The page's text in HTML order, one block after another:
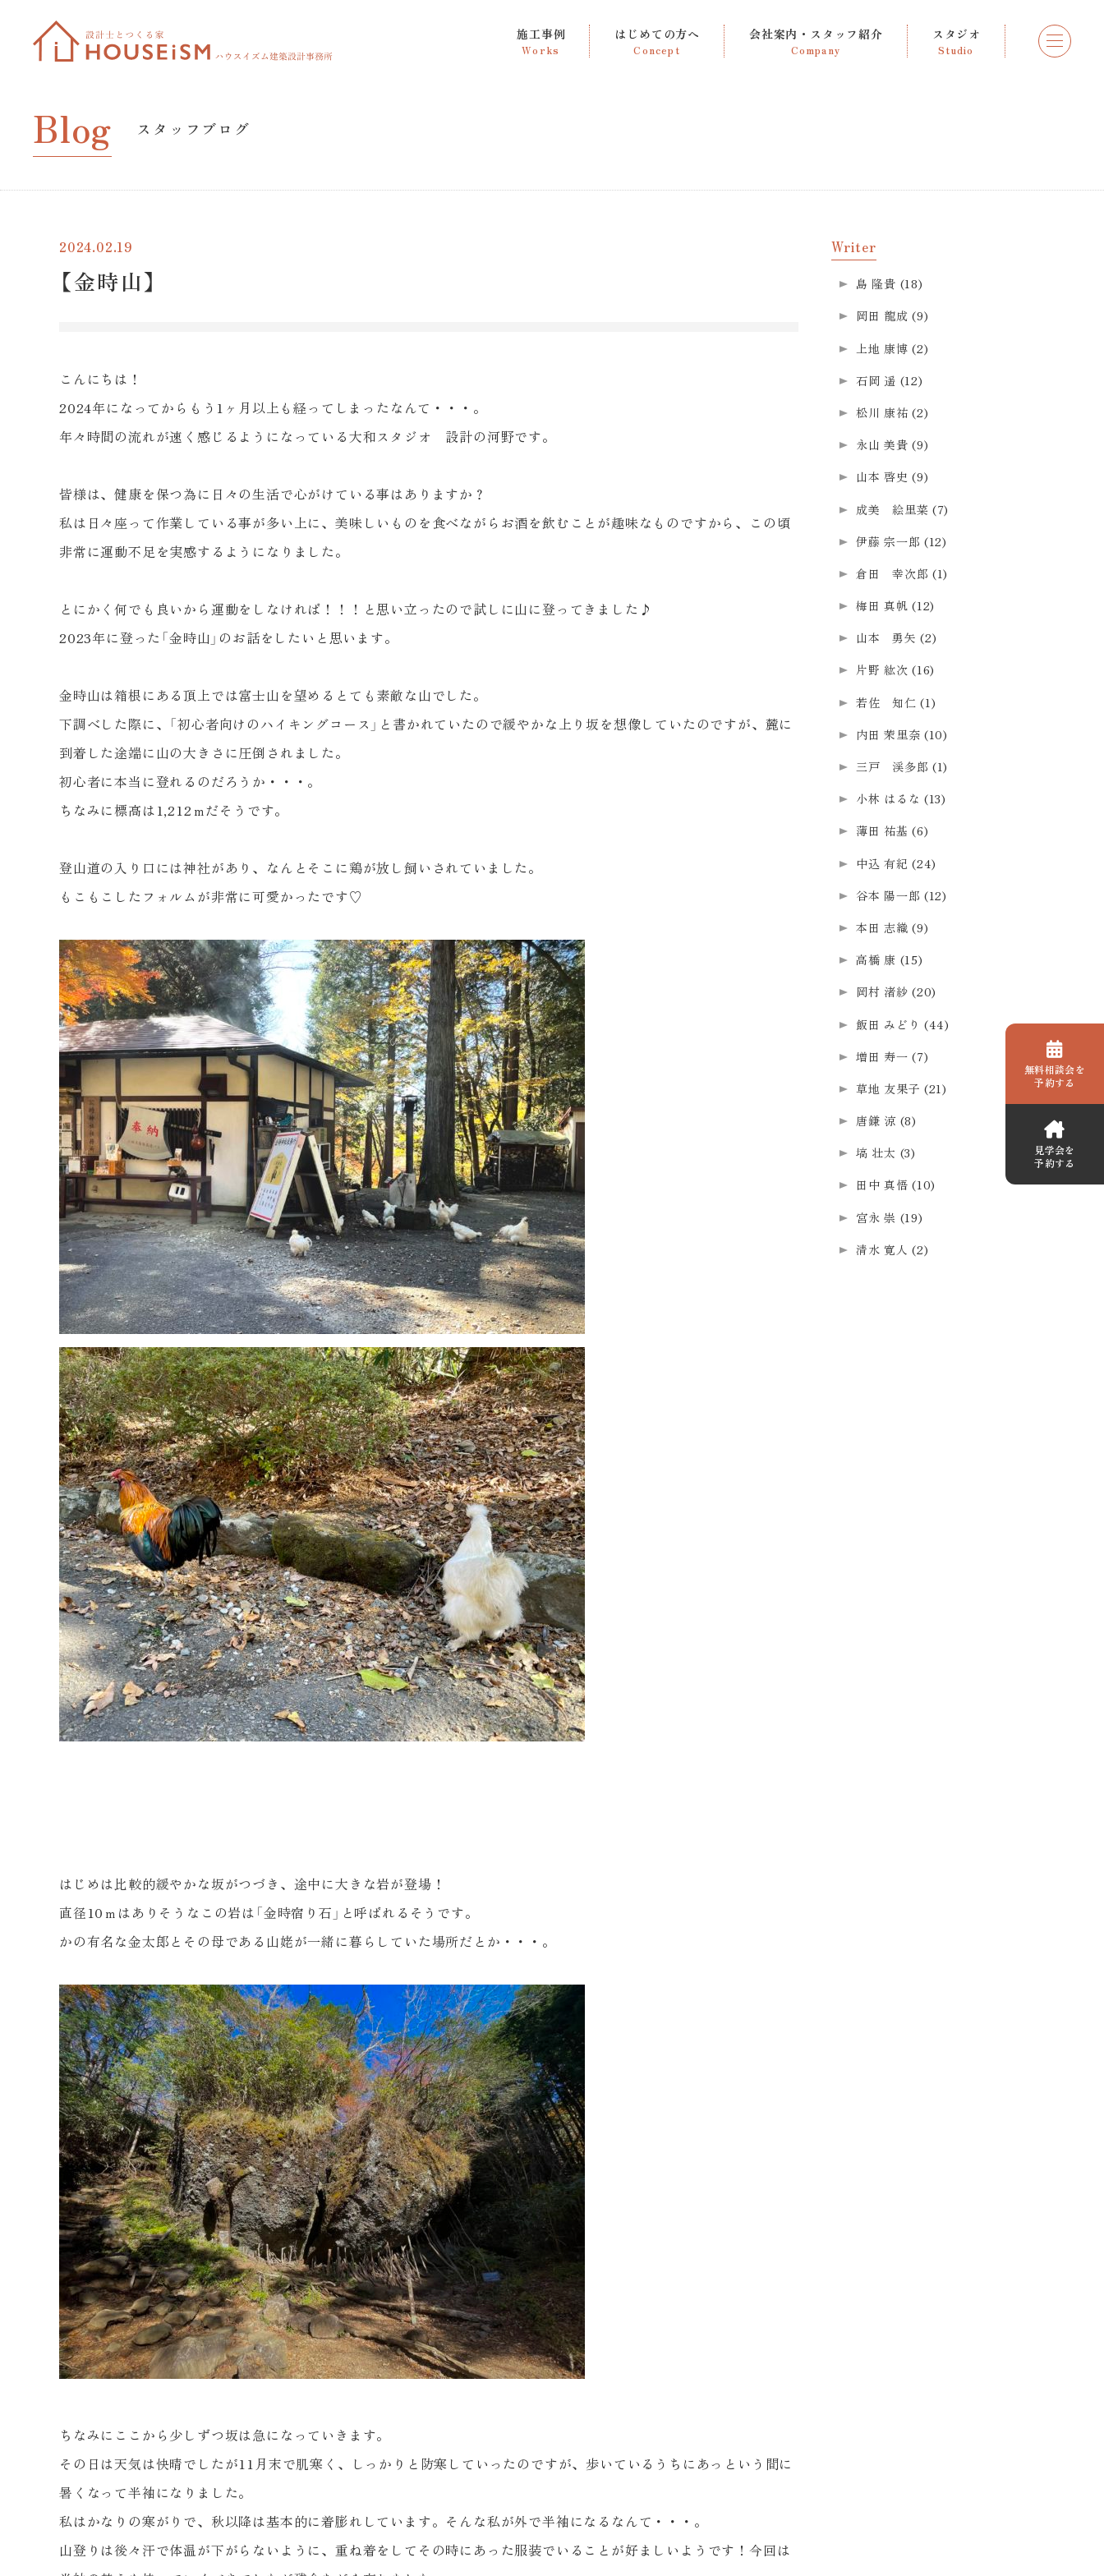
施工事例
Works
はじめての方へ
Concept
会社案内・スタッフ紹介
Company
スタジオ
Studio
Blog スタッフブログ
2024.02.19
【金時山】
こんにちは！
2024年になってからもう 1 ヶ月以上も経ってしまったなんて・・・。
年々時間の流れが速く感じるようになっている大和スタジオ 設計の河野です。
皆様は、健康を保つ為に日々の生活で心がけている事はありますか？
私は日々座って作業している事が多い上に、美味しいものを食べながらお酒を飲むことが趣味なものですから、この頃
非常に運動不足を実感するようになりました。
とにかく何でも良いから運動をしなければ！！！と思い立ったので試しに山に登ってきました♪
2023年に登った「金時山」のお話をしたいと思います。
金時山は箱根にある頂上では富士山を望めるとても素敵な山でした。
下調べした際に、「初心者向けのハイキングコース」と書かれていたので緩やかな上り坂を想像していたのですが、麓に
到着した途端に山の大きさに圧倒されました。
初心者に本当に登れるのだろうか・・・。
ちなみに標高は1,212 ｍだそうです。
登山道の入り口には神社があり、なんとそこに鶏が放し飼いされていました。
もこもこしたフォルムが非常に可愛かったです♡
はじめは比較的緩やかな坂がつづき、途中に大きな岩が登場！
直径10 ｍはありそうなこの岩は「金時宿り石」と呼ばれるそうです。
かの有名な金太郎とその母である山姥が一緒に暮らしていた場所だとか・・・。
ちなみにここから少しずつ坂は急になっていきます。
その日は天気は快晴でしたが11 月末で肌寒く、しっかりと防寒していったのですが、歩いているうちにあっという間に
暑くなって半袖になりました。
私はかなりの寒がりで、秋以降は基本的に着膨れしています。そんな私が外で半袖になるなんて・・・。
山登りは後々汗で体温が下がらないように、重ね着をしてその時にあった服装でいることが好ましいようです！今回は
Writer
島 隆貴 (18)
岡田 龍成 (9)
上地 康博 (2)
石岡 遥 (12)
松川 康祐 (2)
永山 美貴 (9)
山本 啓史 (9)
成美 絵里菜 (7)
伊藤 宗一郎 (12)
倉田 幸次郎 (1)
梅田 真帆 (12)
山本 勇矢 (2)
片野 紘次 (16)
若佐 知仁 (1)
内田 茉里奈 (10)
三戸 渓多郎 (1)
小林 はるな (13)
薄田 祐基 (6)
中込 有紀 (24)
谷本 陽一郎 (12)
本田 志織 (9)
高橋 康 (15)
岡村 渚紗 (20)
飯田 みどり (44)
増田 寿一 (7)
草地 友果子 (21)
唐鎌 涼 (8)
塙 壮太 (3)
田中 真悟 (10)
宮永 崇 (19)
清水 寛人 (2)
無料相談会を
予約する
見学会を
予約する